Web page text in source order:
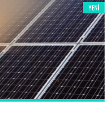
YENI